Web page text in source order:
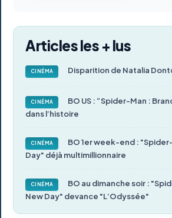
Articles les + lus
CINÉMA Disparition de Natalia
CINÉMA
BO US : “Spider-Man :
dans l’histoire
CINÉMA
BO 1er week-end :
Day" déjà multimillionnaire
CINÉMA
BO au dimanche soir :
New Day" devance "L’Odyssée"